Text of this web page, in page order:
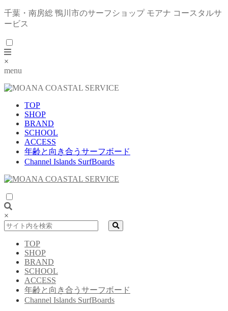
千葉・南房総 鴨川市のサーフショップ モアナ コースタルサ
ービス
×
menu
TOP
SHOP
BRAND
SCHOOL
ACCESS
年齢と向き合うサーフボード
Channel Islands SurfBoards
×
TOP
SHOP
BRAND
SCHOOL
ACCESS
年齢と向き合うサーフボード
Channel Islands SurfBoards